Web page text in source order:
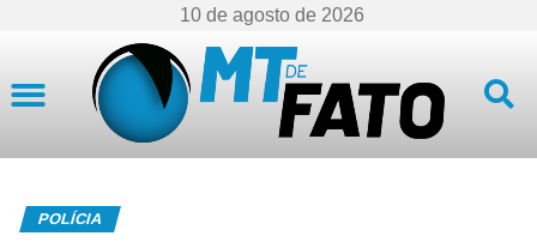
10 de agosto de 2026
POLÍCIA